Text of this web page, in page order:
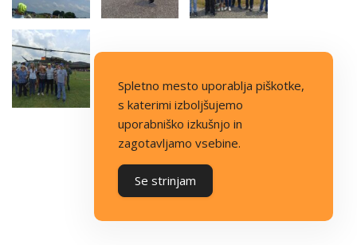
Spletno mesto uporablja piškotke,
s katerimi izboljšujemo
uporabniško izkušnjo in
zagotavljamo vsebine.
Se strinjam